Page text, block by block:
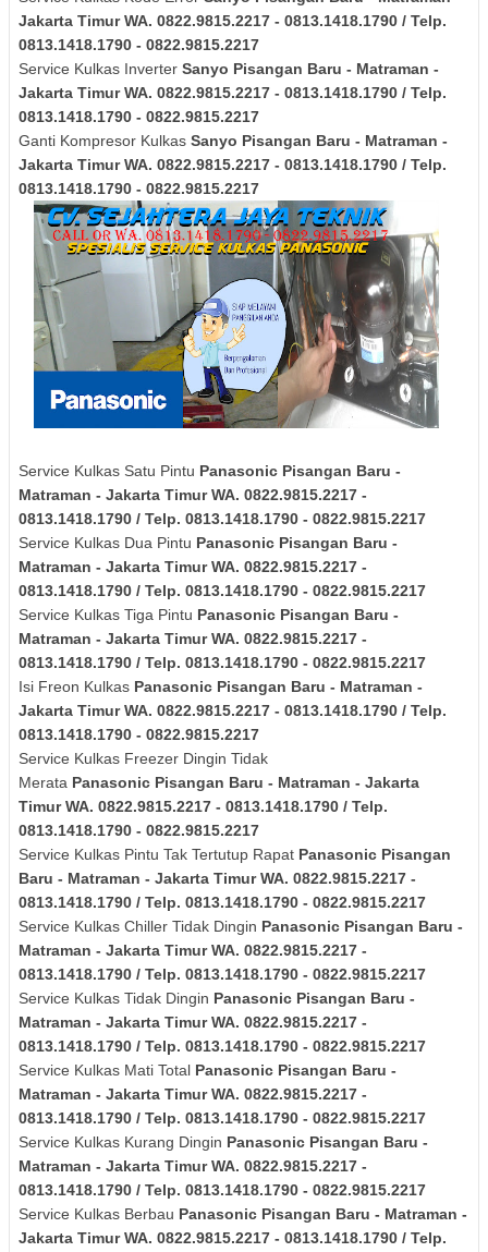
Jakarta TimurWA. 0822.9815.2217 - 0813.1418.1790 / Telp.
0813.1418.1790 - 0822.9815.2217
Service Kulkas Inverter Sanyo Pisangan Baru - Matraman -
Jakarta TimurWA. 0822.9815.2217 - 0813.1418.1790 / Telp.
0813.1418.1790 - 0822.9815.2217
Ganti Kompresor Kulkas Sanyo Pisangan Baru - Matraman -
Jakarta TimurWA. 0822.9815.2217 - 0813.1418.1790 / Telp.
0813.1418.1790 - 0822.9815.2217
Service Kulkas Satu Pintu Panasonic Pisangan Baru -
Matraman - Jakarta TimurWA. 0822.9815.2217 -
0813.1418.1790 / Telp. 0813.1418.1790 - 0822.9815.2217
Service Kulkas Dua Pintu Panasonic Pisangan Baru -
Matraman - Jakarta TimurWA. 0822.9815.2217 -
0813.1418.1790 / Telp. 0813.1418.1790 - 0822.9815.2217
Service Kulkas Tiga Pintu Panasonic Pisangan Baru -
Matraman - Jakarta TimurWA. 0822.9815.2217 -
0813.1418.1790 / Telp. 0813.1418.1790 - 0822.9815.2217
Isi Freon Kulkas Panasonic Pisangan Baru - Matraman -
Jakarta TimurWA. 0822.9815.2217 - 0813.1418.1790 / Telp.
0813.1418.1790 - 0822.9815.2217
Service Kulkas Freezer Dingin Tidak
Merata Panasonic Pisangan Baru - Matraman - Jakarta
TimurWA. 0822.9815.2217 - 0813.1418.1790 / Telp.
0813.1418.1790 - 0822.9815.2217
Service Kulkas Pintu Tak Tertutup Rapat Panasonic Pisangan
Baru - Matraman - Jakarta TimurWA. 0822.9815.2217 -
0813.1418.1790 / Telp. 0813.1418.1790 - 0822.9815.2217
Service Kulkas Chiller Tidak Dingin Panasonic Pisangan Baru -
Matraman - Jakarta TimurWA. 0822.9815.2217 -
0813.1418.1790 / Telp. 0813.1418.1790 - 0822.9815.2217
Service Kulkas Tidak Dingin Panasonic Pisangan Baru -
Matraman - Jakarta TimurWA. 0822.9815.2217 -
0813.1418.1790 / Telp. 0813.1418.1790 - 0822.9815.2217
Service Kulkas Mati Total Panasonic Pisangan Baru -
Matraman - Jakarta TimurWA. 0822.9815.2217 -
0813.1418.1790 / Telp. 0813.1418.1790 - 0822.9815.2217
Service Kulkas Kurang Dingin Panasonic Pisangan Baru -
Matraman - Jakarta TimurWA. 0822.9815.2217 -
0813.1418.1790 / Telp. 0813.1418.1790 - 0822.9815.2217
Service Kulkas Berbau Panasonic Pisangan Baru - Matraman -
Jakarta TimurWA. 0822.9815.2217 - 0813.1418.1790 / Telp.